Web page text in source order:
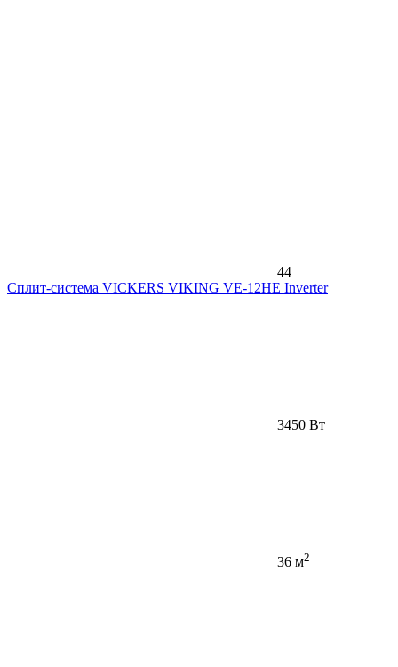
44
Сплит-система VICKERS VIKING VE-12HE Inverter
3450 Вт
36 м2